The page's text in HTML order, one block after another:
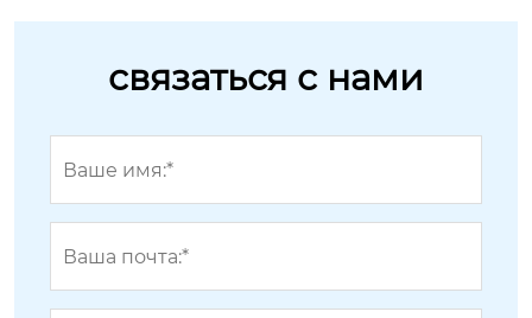
связаться с нами